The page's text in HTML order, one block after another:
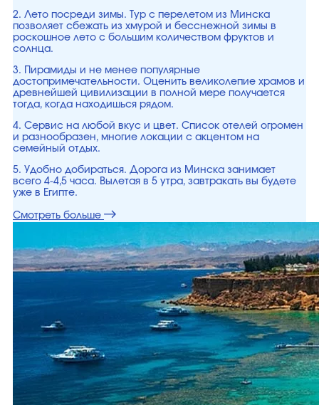
2. Лето посреди зимы. Тур с перелетом из Минска
позволяет сбежать из хмурой и бесснежной зимы в
роскошное лето с большим количеством фруктов и
солнца.
3. Пирамиды и не менее популярные
достопримечательности. Оценить великолепие храмов и
древнейшей цивилизации в полной мере получается
тогда, когда находишься рядом.
4. Сервис на любой вкус и цвет. Список отелей огромен
и разнообразен, многие локации с акцентом на
семейный отдых.
5. Удобно добираться. Дорога из Минска занимает
всего 4-4,5 часа. Вылетая в 5 утра, завтракать вы будете
уже в Египте.
Смотреть больше